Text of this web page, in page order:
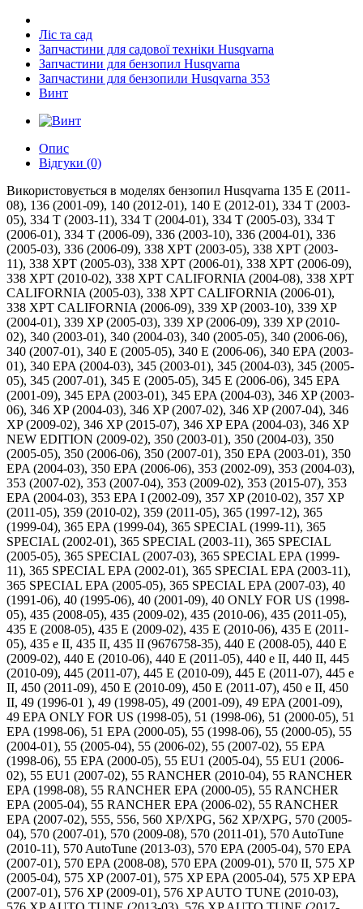
Ліс та сад
Запчастини для садової техніки Husqvarna
Запчастини для бензопил Husqvarna
Запчастини для бензопили Husqvarna 353
Винт
Опис
Відгуки (0)
Використовується в моделях бензопил Husqvarna 135 E (2011-08), 136 (2001-09), 140 (2012-01), 140 E (2012-01), 334 T (2003-05), 334 T (2003-11), 334 T (2004-01), 334 T (2005-03), 334 T (2006-01), 334 T (2006-09), 336 (2003-10), 336 (2004-01), 336 (2005-03), 336 (2006-09), 338 XPT (2003-05), 338 XPT (2003-11), 338 XPT (2005-03), 338 XPT (2006-01), 338 XPT (2006-09), 338 XPT (2010-02), 338 XPT CALIFORNIA (2004-08), 338 XPT CALIFORNIA (2005-03), 338 XPT CALIFORNIA (2006-01), 338 XPT CALIFORNIA (2006-09), 339 XP (2003-10), 339 XP (2004-01), 339 XP (2005-03), 339 XP (2006-09), 339 XP (2010-02), 340 (2003-01), 340 (2004-03), 340 (2005-05), 340 (2006-06), 340 (2007-01), 340 E (2005-05), 340 E (2006-06), 340 EPA (2003-01), 340 EPA (2004-03), 345 (2003-01), 345 (2004-03), 345 (2005-05), 345 (2007-01), 345 E (2005-05), 345 E (2006-06), 345 EPA (2001-09), 345 EPA (2003-01), 345 EPA (2004-03), 346 XP (2003-06), 346 XP (2004-03), 346 XP (2007-02), 346 XP (2007-04), 346 XP (2009-02), 346 XP (2015-07), 346 XP EPA (2004-03), 346 XP NEW EDITION (2009-02), 350 (2003-01), 350 (2004-03), 350 (2005-05), 350 (2006-06), 350 (2007-01), 350 EPA (2003-01), 350 EPA (2004-03), 350 EPA (2006-06), 353 (2002-09), 353 (2004-03), 353 (2007-02), 353 (2007-04), 353 (2009-02), 353 (2015-07), 353 EPA (2004-03), 353 EPA I (2002-09), 357 XP (2010-02), 357 XP (2011-05), 359 (2010-02), 359 (2011-05), 365 (1997-12), 365 (1999-04), 365 EPA (1999-04), 365 SPECIAL (1999-11), 365 SPECIAL (2002-01), 365 SPECIAL (2003-11), 365 SPECIAL (2005-05), 365 SPECIAL (2007-03), 365 SPECIAL EPA (1999-11), 365 SPECIAL EPA (2002-01), 365 SPECIAL EPA (2003-11), 365 SPECIAL EPA (2005-05), 365 SPECIAL EPA (2007-03), 40 (1991-06), 40 (1995-06), 40 (2001-09), 40 ONLY FOR US (1998-05), 435 (2008-05), 435 (2009-02), 435 (2010-06), 435 (2011-05), 435 E (2008-05), 435 E (2009-02), 435 E (2010-06), 435 E (2011-05), 435 e II, 435 II, 435 II (9676758-35), 440 E (2008-05), 440 E (2009-02), 440 E (2010-06), 440 E (2011-05), 440 e II, 440 II, 445 (2010-09), 445 (2011-07), 445 E (2010-09), 445 E (2011-07), 445 e II, 450 (2011-09), 450 E (2010-09), 450 E (2011-07), 450 e II, 450 II, 49 (1996-01 ), 49 (1998-05), 49 (2001-09), 49 EPA (2001-09), 49 EPA ONLY FOR US (1998-05), 51 (1998-06), 51 (2000-05), 51 EPA (1998-06), 51 EPA (2000-05), 55 (1998-06), 55 (2000-05), 55 (2004-01), 55 (2005-04), 55 (2006-02), 55 (2007-02), 55 EPA (1998-06), 55 EPA (2000-05), 55 EU1 (2005-04), 55 EU1 (2006-02), 55 EU1 (2007-02), 55 RANCHER (2010-04), 55 RANCHER EPA (1998-08), 55 RANCHER EPA (2000-05), 55 RANCHER EPA (2005-04), 55 RANCHER EPA (2006-02), 55 RANCHER EPA (2007-02), 555, 556, 560 XP/XPG, 562 XP/XPG, 570 (2005-04), 570 (2007-01), 570 (2009-08), 570 (2011-01), 570 AutoTune (2010-11), 570 AutoTune (2013-03), 570 EPA (2005-04), 570 EPA (2007-01), 570 EPA (2008-08), 570 EPA (2009-01), 570 II, 575 XP (2005-04), 575 XP (2007-01), 575 XP EPA (2005-04), 575 XP EPA (2007-01), 576 XP (2009-01), 576 XP AUTO TUNE (2010-03), 576 XP AUTO TUNE (2013-03), 576 XP AUTO TUNE (2017-06), 576 XP EPA (2008-08), 576 XP EPA (2010-01), 576 XP EPA (2011-01), 576 XP EPA (2017-06), бензопил Jonsered 2041/1993-05, 2041/1994-09, 2041/1996-05, 2041/2001-09, 2045/1993-05, 2045/1994-09, 2045/1994-12, 2045/1996-05, 2050/1993-05, 2050/1994-09, 2050/1994-12, 2050/1996-05, 2050/2001-09, 2065/1999-03, 2065/EPA/1999-03, 2165/2000-04, 2165/2002-01, 2165/EPA/2000-04, 2165/EPA/2002-01, CS2135 T/2005-03, CS2135 T/2007-01, CS2139 T/2008-02, CS2139 T/2010-03, CS2141/2003-01, CS2141/2004-03, CS2141/2007-01, CS2141/EPA/2004-03, CS2145/2003-01, CS2145/2004-03, CS2145/2007-01, CS2145/EPA/2004-03, CS2147/2003-08, CS2147/2004-03, CS2147/2007-04, CS2147/EPA/2004-03, CS2150/2003-01, CS2150/2004-03, CS2150/2007-01, CS2150/EPA/2004-03, CS2152/2002-09, CS2152/2003-08, CS2152/2004-03, CS2152/2007-04, CS2152/2007-08, CS2152/2009-02, CS2152/EPA I/2002-09, CS2152/EPA I/2003-08, CS2152/from 2015-07, CS2153/2007-08, CS2153/2009-02, CS2153/from 2015-07, CS2156/2011-05, висоторізів Husqvarna 323P 4 (2004-06), 323P 4 (2006-07), 323P 4 SAW ATTACHMENT (2002-01), 323P 4 SAW ATTACHMENT (2002-05), 325P 4 X-SERIES (2001-02), 325P 4 X-SERIES SAW ATTACHMENT (2002-01), 325P 4 X-SERIES SAW ATTACHMENT (2002-05), 325P 5 X-SERIES (2004-06), 325P 5 X-SERIES SAW ATTACHMENT (2002-05), 325P5 (2006-07), 326P 4 SAW ATTACHMENT (2002-05), 326P 4 SAW ATTACHMENT (2004-06), 326P 4 SAW ATTACHMENT (2006-07), 326P 4 X-SERIES (2001-09), 326P 4 X-SERIES SAW ATTACHMENT (2002-05), 326P 5 SAW ATTACHMENT (2004-06), 326P 5 X-SERIES (2006-07), 326P 5 X-SERIES SAW ATTACHMENT (2002-05), 326P 5 X-SERIES SAW ATTACHMENT (2006-07), 327 P4, 327 PT5S (2011-06), 327 PT5S (2012-01), SAW ATTACHMENT (2004-06), SAW ATTACHMENT (2006-07), мотокос Husqvarna 326 LS 966763205 (2009-05), 123 C (2004-03), 123 L (2004-03), 123 LD (2004-03), 135 R, 223 L, 223 L (2006-01), 223 R (2006-01), 240 (2001-01), 240 Epa (2001-01/ US), 240 F, 240 R (2002-08), 240 R (2005-09), 240 R Epa (2002-08), 241 R (2007-11), 241 R (2009-09), 241 R (from 2014-12), 241 RJ, 241 RJ (2007-11), 245 (2001-01), 245 Epa (2001-01/ US), 245 R (2002-08), 245 R Epa (2002-08), 245 RX (2002-08), 245 RX Epa (2002-08), 322 C, 322 E (1999-10), 322 E (2001-01), 322 L (1999-03), 322 L (2000-01), 322 L (2002-01), 322 R (1999-03), 322 R (2000-05), 322 R (2001-02), 322 T (2000-05), 322 T (2001-02), 323 C (2002-01), 323 C (2005-05), 323 C (2005-05) V2, 323 C (2008-03), 323 E, 323 Ex, 323 L (2005-05), 323 L (2006-04), 323 L (2007-01), 323 L (2008-03), 323 LD (2002-01), 323 LD (2005-05), 323 LD (2005-05) V2, 323 LD (2008-03), 323 R (2002-01), 323 R (2004-03), 323 R (2005-05), 323 R (2006-04), 323 R (2007-01), 323 R (c 2014-12), 323 RII (2008-03), 323 RII (, 323 RJ (2002-01), 323 RJ (2005-05), 323 RJ (2008-03), 325 CX (2002-01), 325 CX (2002-01) V2, 325 CX (2005-05), 325 CX (2005-05) V2, 325 CX (2008-03), 325 E X-Series (1999-10), 325 E X-Series (2001-01), 325 E X-Series (2002-03), 325 L, 325 LDx (2002-01), 325 LDx (2005-05), 325 LDx (2008-03), 325 Lx (1999-03), 325 Lx (2000-01), 325 Lx (2002-01), 325 Lx (2005-05), 325 Lx (2005-05) V2, 325 Lx (2008-03), 325 LXT, 325 RDX (2002-01), 325 RDX (2005-05), 325 RJ X-Series (2000-01), 325 RJX (2002-01), 325 RJX (2005-05), 325 RJX (2008-03), 325 RX (1999-03), 325 RX (2000-05), 325 RX (2001-02), 325 RX (2002-01), 325 RX (2005-05), 325 RX (2008-03), 325 RXT (2002-01), 325 TX (2000-05), 325 TX (2001-02), 326 C (2001-03), 326 C (2002-02), 326 C (2002-08), 326 C (2004-03), 326 C (2006-04), 326 CX, 326 E X-Series (2001-03), 326 E X-Series (2002-02), 326 E X-Series (2014-12), 326 ES, 326 L (2001-03), 326 L (2002-02), 326 L (2002-08), 326 L (2004-03), 326 L (2006-04), 326 LDx (2002-08), 326 LDx (2004-03), 326 LDx (2006-04), 326 LDx (2007-01), 326 LDx (2009-05), 326 LS 966763205 (2007-01), 326 Lx (2002-08), 326 Lx (2004-03), 326 Lx (2006-04), 326 Lx (2007-01), 326 LX (2009-05), 326 R X-Series (2001-03), 326 R X-Series (2002-02), 326 RJX (2004-03), 326 RJX (2006-04), 326 RJX (2007-01), 326 RJX (c 2009-05), 326 RX (2002-08), 326 RX (2004-03), 326 RX (2006-04), 326 RX (2007-01), 326 RX (, 326L X-Series (2001-03), 326L X-Series (2002-02), 327 ES (2010-05), 327 ES (2014-12), 327 LDx (2012-01), 327 RDX (2008-03), 327 RDX (, 327 RJX (2008-03), 327 RJX (c 2012-01), 327 RX (2008-03), 327 RX (, 333 R (2005-06), 333 R (2006-10), 333 R (2007-01), 333 R (2008/ 2009/ 2010), 333 R (c 2014-12), 333 RJ (2006-10), 333 RJ (2007-01), 333 RJ (2008/ 2009/ 2010), 333 RJ (c 2014-12), 335 FR, 335 LS (2007-01), 335 LS (2008/2009/2010), 335 LS (2014-12), 335 LX (2006-10), 335 LX (2007-01), 335 LX (2008/2009/2010), 335 LX (2014-12), 335 R X-Series (2005-06), 335 RJX (2006-10), 335 RJX (2007-01), 335 RJX (2008/ 2009/ 2010), 335 RJX (c 2014-12), 335 RX (2006-10), 335 RX (2007-01), 335 RX (2008/2009/2010), 335 RX (c 2014-12), 336 FR, 336 FRD/336 RK, 343, 343 F (2003-05), 343 F (2004-08), 343 F (2006-10), 343 F (2008-05), 343 F (2010-09), 343 F (2011-02), 343 FR (2008-05), 343 FR (2010-09), 343 FR (c 2014-12), 343 FRM (2008-05), 343 R (2003-05), 343 R (2004-08), 343 R (2006-10), 343 R (2010-09), 343 R (2014-12), 345 FX (2003-05), 345 FX (2004-08), 345 FX (2006-10), 345 FX (2008-05), 345 FX (2010-09), 345 FX (2011-02), 345 FXT (2003-05), 345 FXT (2004-08), 345 FXT (2006-10), 345 FXT (2008-05), 345 FXT (2010-09), 345 FXT (2011-02), 345 R (2003-05), 345 R (2008-05), 345 RX (2004-08), 345 RX (2006-10), 345 RX (2008-05), 345 RX (2010-09), 345 RX (2014-12), 535 FBX, 535 LK, 535 LS, 535 RJ, 535 RX, 535 RXT, мотокос Jonsered BC2125 (2003-03), BC2125 (2004-01), BC2125 (2005-01), BC2125 (2008-09), BC2145 (2004-08), BC2145 (2006-01), BC2145 (2006-10), BC2145 (2008-05), BC2145 (2010-09), BC2145 (2014-12), BC2235, BC2236 (2007-01), BC2236 (2008-09), BC2236 (2010-11), BC2236 (2014-12), CC2145 (2008-05), CC2145 (2010-09), CC2145 (2014-12), CC2235, CC2236 (2008-09), CC2236 (2010-11), CC2236 (2014-12), FC2145 (2004-08), FC2145 (2006-01), FC2145 (2006-10), FC2145 (2008-05), FC2145 (2010-09), FC2145 (2011-02), FC2145 S (2004-08), FC2145 S (2006-01), FC2145 S (2006-10), FC2145 S (2008-05), FC2145 S (2011-02), FC2145 W (2006-01), FC2145 W (2006-10), FC2145 W (2008-05), FC2145 W (2010-09), FC2145 W (2011-02), GC2125 C/2005-01, GC2125 C/2008-09, GC2125/2003-03, GC2125/2004-01, GC2125/2005-01, GC2125/2008-09, GC2236 (2007-01), GC2236 (2010-11), GC2236 (2011-02), GC2236 (2014-12), GR2126 D/2002-01, GR2126 L/2002-01, GR41 (2001-03), GR41 EPA (2002-08), GR41 EPA (2006-01), GR50 (2001-03), GR50 (2002-08), GR50 (2006-01), GR50 EPA (2001-03), GR50 EPA (2002-08), GR50 EPA (2006-01), GT2125 L/2002-01, GT2125/2003-03, GT2125/2004-01, GT2125/2005-01, GT2125/2008-09, RS44 (2001-03), RS44 (2002-08), RS44 (2014-12), RS44 EPA (2001-03), RS44 EPA (2002-08), RS44 EPA (2006-01), кущорізів Husqvarna 115 iHD45 967098301/967098302/967098303 (2018-02), 1325 HE4 X-SERIES (2005-02), 323 HD60 (2002-06), 323 HD60 (2006-06), 323 HD60 (2008-04), 323 HD60 (2009-02), 323 HE3 (2005-02), 323 HE3 (2005-09), 323 HE3 (2005-1